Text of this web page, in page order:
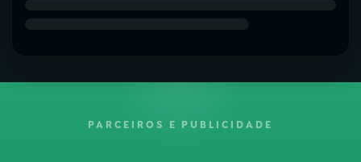
PARCEIROS E PUBLICIDADE